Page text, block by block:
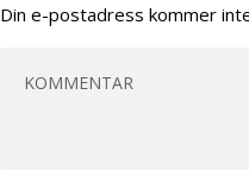
Din e-postadress kommer